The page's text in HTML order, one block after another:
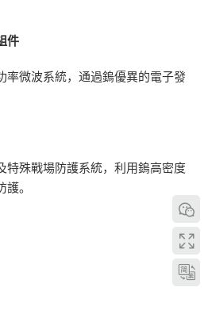
件
率微波系統，通過鎢優異的電子發
特殊戰場防護系統，利用鎢高密度
。